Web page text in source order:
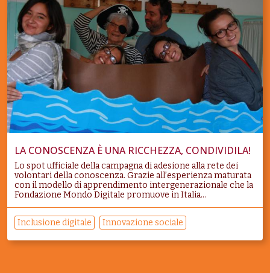
LA CONOSCENZA È UNA RICCHEZZA, CONDIVIDILA!
Lo spot ufficiale della campagna di adesione alla rete dei
volontari della conoscenza. Grazie all’esperienza maturata
con il modello di apprendimento intergenerazionale che la
Fondazione Mondo Digitale promuove in Italia...
Inclusione digitale Innovazione sociale